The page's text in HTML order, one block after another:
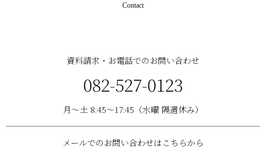
Contact
資料請求・お電話でのお問い合わせ
082-527-0123
月〜土 8:45〜17:45（水曜 隔週休み）
メールでのお問い合わせはこちらから